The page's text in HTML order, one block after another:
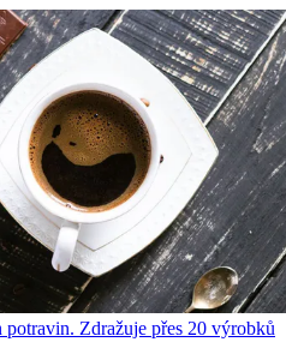
Zdražuje přes 20 výrobků